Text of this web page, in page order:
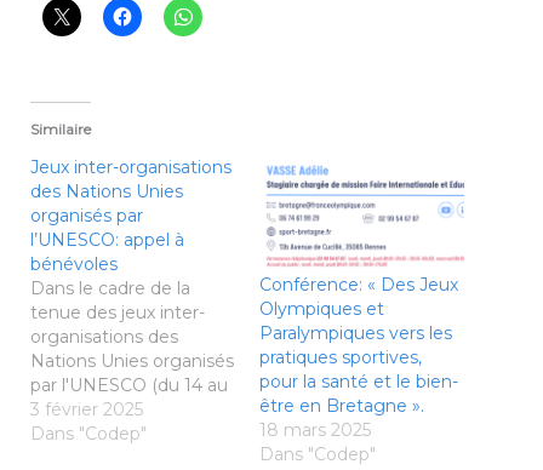
Similaire
Jeux inter-organisations
des Nations Unies
organisés par
l’UNESCO: appel à
bénévoles
Dans le cadre de la
tenue des jeux inter-
organisations des
Nations Unies organisés
par l'UNESCO (du 14 au
18 mai 2025 à Rennes),
nous vous faisons
3 février 2025
Dans "Codep"
Conférence: « Des Jeux
Olympiques et
Paralympiques vers les
pratiques sportives,
pour la santé et le bien-
être en Bretagne ».
18 mars 2025
Dans "Codep"